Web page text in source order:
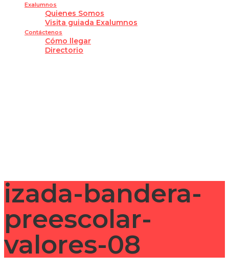
Exalumnos
Quienes Somos
Visita guiada Exalumnos
Contáctenos
Cómo llegar
Directorio
izada-bandera-
preescolar-
valores-08